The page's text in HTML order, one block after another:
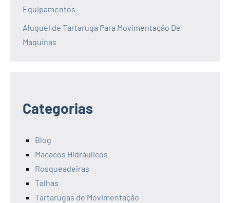
Equipamentos
Aluguel de Tartaruga Para Movimentação De
Maquinas
Categorias
Blog
Macacos Hidráulicos
Rosqueadeiras
Talhas
Tartarugas de Movimentação